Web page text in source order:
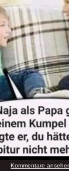
Kommentare